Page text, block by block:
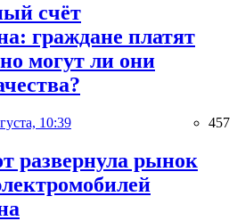
счёт
граждане платят
могут ли они
10:39 457
развернула рынок